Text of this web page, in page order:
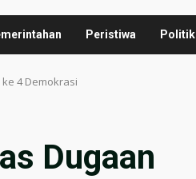
Peristiwa Politik
4 Demokrasi
Dugaan